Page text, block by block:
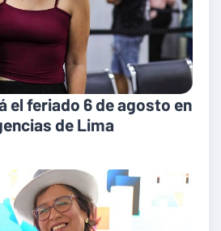
el feriado 6 de agosto en
de Lima